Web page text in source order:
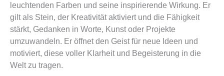
leuchtenden Farben und seine inspirierende Wirkung. Er
gilt als Stein, der Kreativität aktiviert und die Fähigkeit
stärkt, Gedanken in Worte, Kunst oder Projekte
umzuwandeln. Er öffnet den Geist für neue Ideen und
motiviert, diese voller Klarheit und Begeisterung in die
Welt zu tragen.